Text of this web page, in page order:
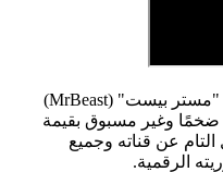
صاحب أكبر قناة "يوتيوب" في العالم "مستر بيست" (MrBeast)
وغير مسبوق بقيمة
التام عن قناته وجميع
الرقمية.